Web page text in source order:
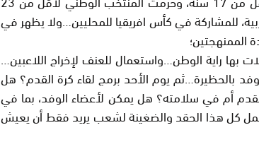
للمشاركة في كأس افريقيا للمحليين…ولا يظهر في
الممنهجتين؛
بها راية الوطن…واستعمال للعنف لإخراج اللاعبين…
يوم الأحد برمج لقاء كرة القدم؟ هل
أم في سلامته؟ هل يمكن لأعضاء الوفد، بما في
كل هذا الحقد والضغينة لشعب يريد فقط أن يعيش